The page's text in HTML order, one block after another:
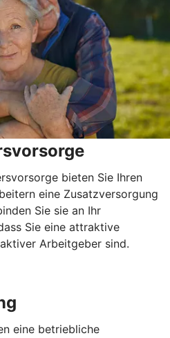
bieten Sie Ihren
eine Zusatzversorgung
Sie sie an Ihr
Sie eine attraktive
Arbeitgeber sind.
eine betriebliche